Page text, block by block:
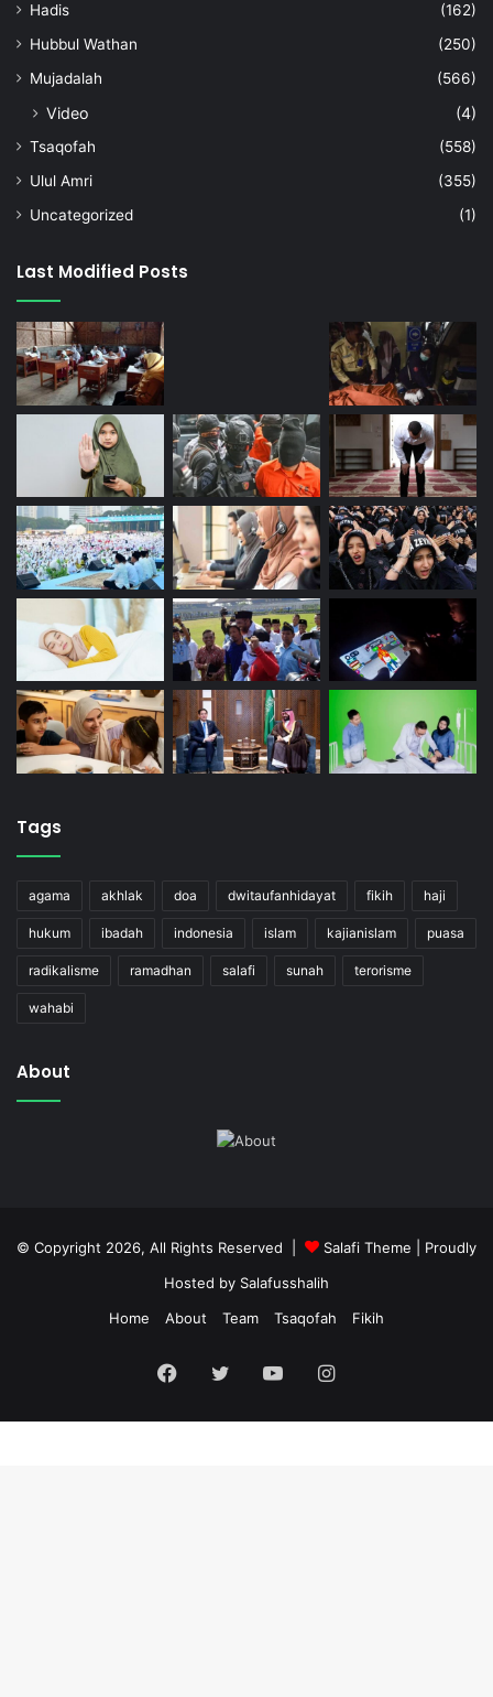
Hadis
(162)
Hubbul Wathan
(250)
Mujadalah
(566)
Video (4)
Tsaqofah
(558)
Ulul Amri
(355)
Uncategorized
(1)
Last Modified Posts
Tags
agama akhlak doa dwitaufanhidayat fikih haji
hukum ibadah indonesia islam kajianislam puasa
radikalisme ramadhan salafi sunah terorisme
wahabi
About
© Copyright 2026, All Rights Reserved | Salafi Theme | Proudly
Hosted by Salafusshalih
Home
About Team Tsaqofah Fikih
Facebook
Twitter YouTubeInstagram